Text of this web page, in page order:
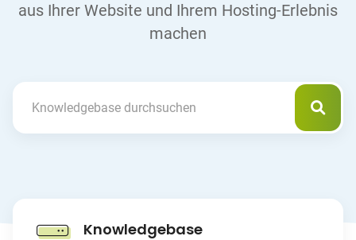
aus Ihrer Website und Ihrem Hosting-Erlebnis
machen
Search For
Knowledgebase